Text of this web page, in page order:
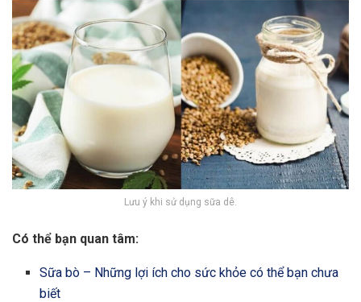
Lưu ý khi sử dụng sữa dê.
Có thể bạn quan tâm:
Sữa bò – Những lợi ích cho sức khỏe có thể bạn chưa
biết